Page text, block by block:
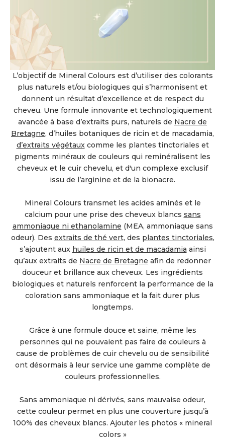
L’objectif de Mineral Colours est d’utiliser des colorants
plus naturels et/ou biologiques qui s’harmonisent et
donnent un résultat d’excellence et de respect du
cheveu. Une formule innovante et technologiquement
avancée à base d’extraits purs, naturels de Nacre de
Bretagne, d’huiles botaniques de ricin et de macadamia,
d’extraits végétauxcomme les plantes tinctoriales et
pigments minéraux de couleurs qui reminéralisent les
cheveux et le cuir chevelu, et d'un complexe exclusif
issu de l’arginine et de la bionacre.
Mineral Colours transmet les acides aminés et le
calcium pour une prise des cheveux blancs sans
ammoniaque ni ethanolamine (MEA, ammoniaque sans
odeur). Des extraits de thé vert, des plantes tinctoriales,
s’ajoutent aux huiles de ricin et de macadamia ainsi
qu’aux extraits de Nacre de Bretagne afin de redonner
douceur et brillance aux cheveux. Les ingrédients
biologiques et naturels renforcent la performance de la
coloration sans ammoniaque et la fait durer plus
longtemps.
Grâce à une formule douce et saine, même les
personnes qui ne pouvaient pas faire de couleurs à
cause de problèmes de cuir chevelu ou de sensibilité
ont désormais à leur service une gamme complète de
couleurs professionnelles.
Sans ammoniaque ni dérivés, sans mauvaise odeur,
cette couleur permet en plus une couverture jusqu’à
100% des cheveux blancs. Ajouter les photos « mineral
colors »